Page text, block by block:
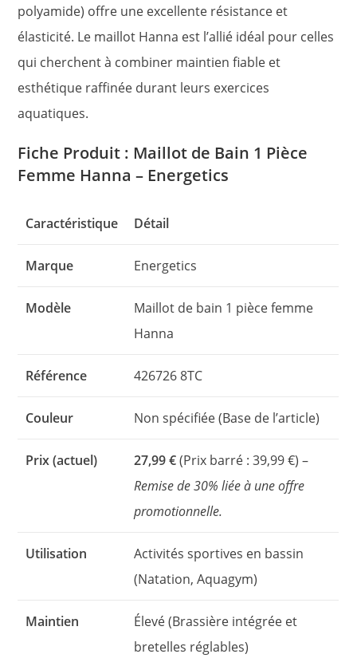
polyamide) offre une excellente résistance et
élasticité. Le maillot Hanna est l’allié idéal pour celles
qui cherchent à combiner maintien fiable et
esthétique raffinée durant leurs exercices
aquatiques.
Fiche Produit : Maillot de Bain 1 Pièce
Femme Hanna – Energetics
Caractéristique Détail
Marque Energetics
Modèle
Maillot de bain 1 pièce femme
Hanna
Référence 426726 8TC
Couleur Non spécifiée (Base de l’article)
Prix (actuel) 27,99 €(Prix barré : 39,99 €) –
Remise de 30% liée à une offre
promotionnelle.
Utilisation
Activités sportives en bassin
(Natation, Aquagym)
Maintien
Élevé (Brassière intégrée et
bretelles réglables)